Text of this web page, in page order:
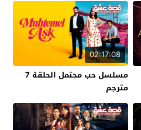
02:17:08
مسلسل حب محتمل الحلقة 7
مترجم